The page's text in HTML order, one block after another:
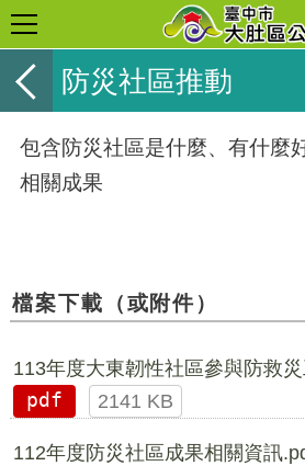
防災社區推動
包含防災社區是什麼、有什麼
相關成果
檔案下載（或附件）
113年度大東韌性社區參與防救
pdf
2141 KB
112年度防災社區成果相關資訊